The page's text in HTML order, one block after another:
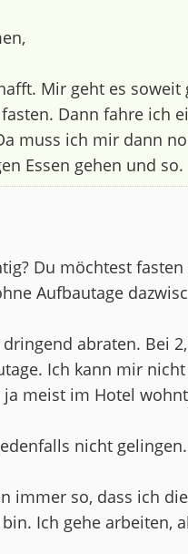
Mir geht es soweit
Dann fahre ich
muss ich mir dann
Essen gehen und so.
Du möchtest
Aufbautage
abraten. Bei
Ich kann mir
meist im Hotel
nicht gelingen.
immer so, dass ich
Ich gehe arbeiten,